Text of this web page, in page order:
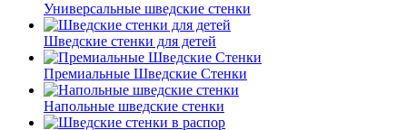
Универсальные шведские стенки
Шведские стенки для детей
Премиальные Шведские Стенки
Напольные шведские стенки